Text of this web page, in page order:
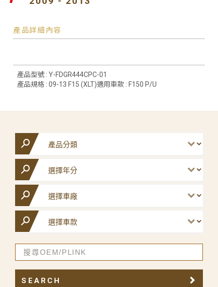
產品詳細內容
產品型號 : Y-FDGR444CPC-01
產品規格 : 09-13 F15 (XLT)適用車款 : F150 P/U
SEARCH